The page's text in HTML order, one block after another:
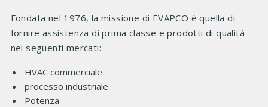
Fondata nel 1976, la missione di EVAPCO è quella di
fornire assistenza di prima classe e prodotti di qualità
nei seguenti mercati:
HVAC commerciale
processo industriale
Potenza